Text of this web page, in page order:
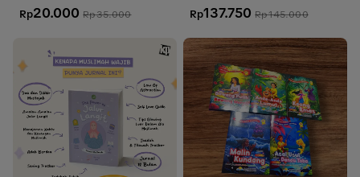
Rp20.000 Rp35.000 Rp137.750 Rp145.000